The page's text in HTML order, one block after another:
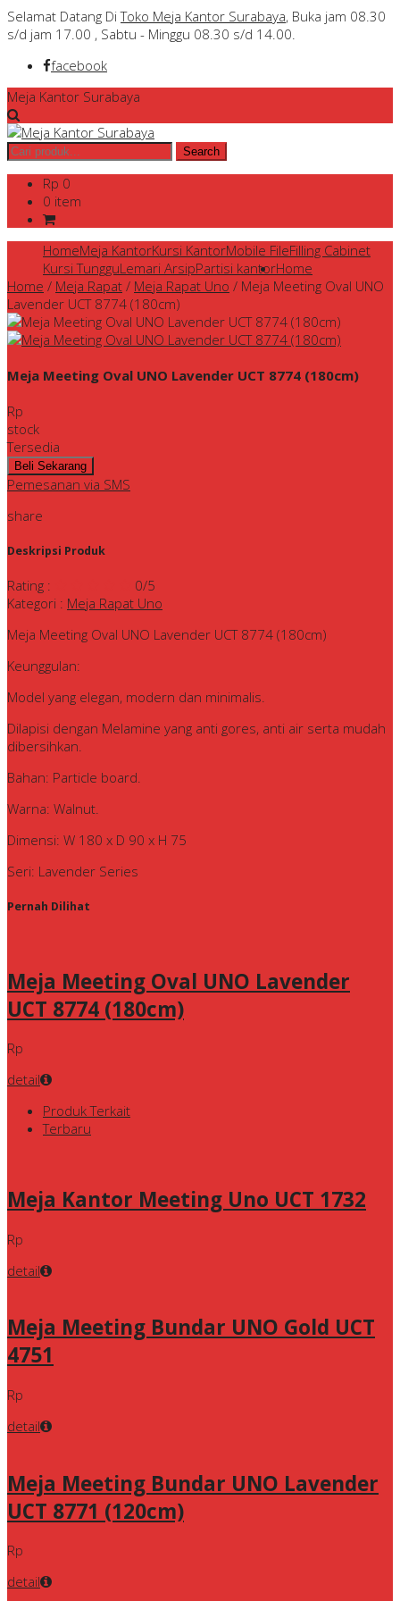
Selamat Datang DiToko Meja Kantor Surabaya, Buka jam 08.30
s/d jam 17.00 , Sabtu - Minggu 08.30 s/d 14.00.
facebook
Meja Kantor Surabaya
Rp 0
0 item
HomeMeja KantorKursi KantorMobile FileFilling Cabinet
Kursi TungguLemari ArsipPartisi kantor
Home / Meja Rapat / Meja Rapat Uno / Meja Meeting Oval UNO
Lavender UCT 8774 (180cm)
Meja Meeting Oval UNO Lavender UCT 8774 (180cm)
Rp
stock
Tersedia
Pemesanan via SMS
share
Deskripsi Produk
Rating : 0/5
Kategori : Meja Rapat Uno
Meja Meeting Oval UNO Lavender UCT 8774 (180cm)
Keunggulan:
Model yang elegan, modern dan minimalis.
Dilapisi dengan Melamine yang anti gores, anti air serta mudah
dibersihkan.
Bahan: Particle board.
Warna: Walnut.
Dimensi: W 180 x D 90 x H 75
Seri: Lavender Series
Pernah Dilihat
Meja Meeting Oval UNO Lavender
UCT 8774 (180cm)
Rp
detail
Produk Terkait
Terbaru
Meja Kantor Meeting Uno UCT 1732
Rp
detail
Meja Meeting Bundar UNO Gold UCT
4751
Rp
detail
Meja Meeting Bundar UNO Lavender
UCT 8771 (120cm)
Rp
detail
Home